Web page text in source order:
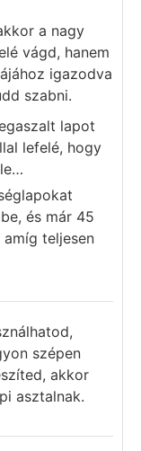
a nagy
vágd, hanem
igazodva
szabni.
lapot
lefelé, hogy
és már 45
teljesen
szépen
akkor
asztalnak.